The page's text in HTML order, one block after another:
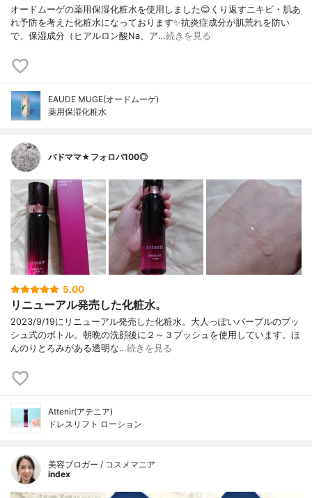
オードムーゲの薬用保湿化粧水を使用しました😊くり返すニキビ・肌あ
れ予防を考えた化粧水になっております✨抗炎症成分が肌荒れを防い
で、保湿成分（ヒアルロン酸Na、ア…続きを見る
EAUDE MUGE(オードムーゲ)
薬用保湿化粧水
バドママ★フォロバ100◎
5.00
リニューアル発売した化粧水。
2023/9/19にリニューアル発売した化粧水。大人っぽいパープルのプッ
シュ式のボトル。朝晩の洗顔後に２～３プッシュを使用しています。ほ
んのりとろみがある透明な…続きを見る
Attenir(アテニア)
ドレスリフト ローション
美容ブロガー / コスメマニア
index